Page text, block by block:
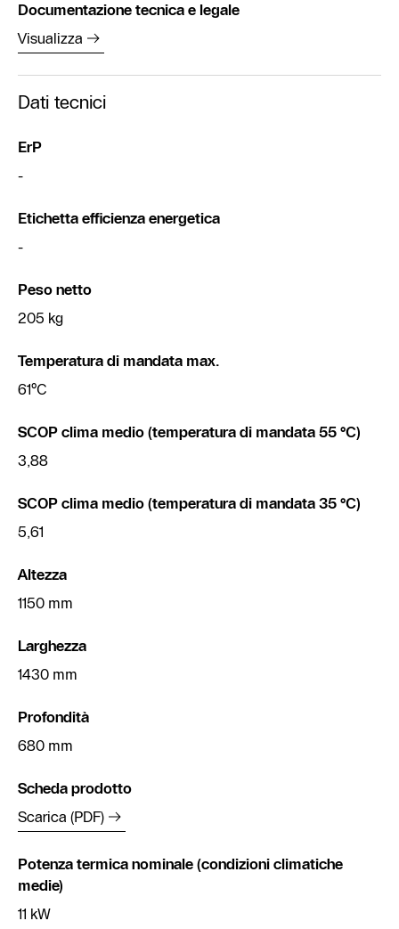
Documentazione tecnica e legale
Visualizza
Dati tecnici
ErP
-
Etichetta efficienza energetica
-
Peso netto
205 kg
Temperatura di mandata max.
61°C
SCOP clima medio (temperatura di mandata 55 °C)
3,88
SCOP clima medio (temperatura di mandata 35 °C)
5,61
Altezza
1150 mm
Larghezza
1430 mm
Profondità
680 mm
Scheda prodotto
Scarica (PDF)
Potenza termica nominale (condizioni climatiche
medie)
11 kW